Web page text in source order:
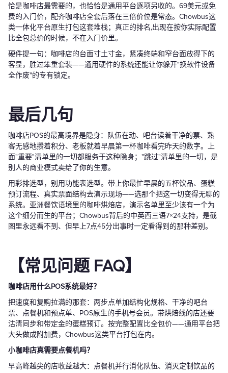
恰是咖啡店最需要的，也恰恰是通用平台逐项另收的。69美元或免
费的入门价，配齐咖啡店全套后落在三倍价位是常态。Chowbus这
类一体化平台原生打包这套堆栈；真正的排名,出现在按你实际配置
比全包总价的时候，不在入门价里。
硬件提一句：咖啡店的台面寸土寸金，紧凑终端和窄台面放得下的
客显，胜过笨重套装——通用硬件的系统还能让你躲开"换软件设备
全作废"的专有锁定。
最后几句
咖啡店POS的最高境界是隐身：队伍在动、吧台读着干净的票、熟
客无感地攒着积分、老板就着早晨第一杯咖啡看完昨天的数字。上
面"重要"清单里的一切都服务于这种隐身；"跳过"清单里的一切，是
别人的商业模式卖给了你的生意。
用彩排选型，别用功能表选型。带上你最忙早晨的五杯饮品、蛋糕
预订流程、真实票面结构去演示现场——选那个把这一切变得无聊的
系统。亚洲餐饮语境里的咖啡烘焙店，演示名单里至少该有一个为
这个细分而生的平台；Chowbus背后的中英西三语7×24支持，是截
图里永远看不到、但早上7点45分出事时一定看得到的那种差别。
【常见问题 FAQ】
咖啡店用什么POS系统最好？
把速度和复购拉满的那套：两步点单加结构化规格、干净的吧台
票、点餐机和预点单、POS原生的手机号会员。带烘焙线的店还要
沽清同步和带定金的蛋糕预订。按完整配置比全包价——通用平台把
大头做成附加费，Chowbus这类平台打包在内。
小咖啡店真需要点餐机吗？
早高峰越尖的店收益越大：点餐机并行消化队伍、消灭定制饮品的